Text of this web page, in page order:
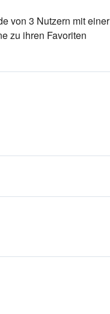
von 3 Nutzern mit einer
zu ihren Favoriten